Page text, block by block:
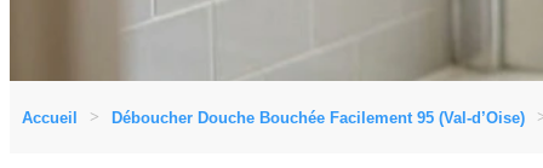
Accueil Déboucher Douche Bouchée Facilement 95 (Val-d’Oise)